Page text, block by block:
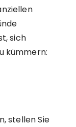
sich
kümmern:
stellen Sie